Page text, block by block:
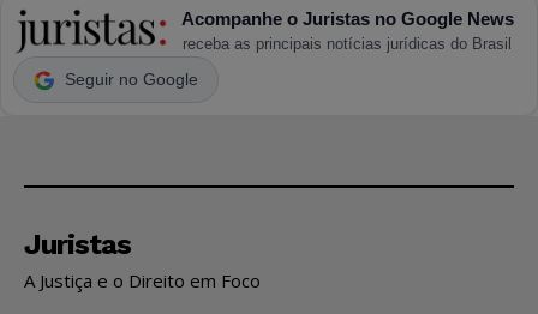
Acompanhe o Juristas no Google News
receba as principais notícias jurídicas do Brasil
Seguir no Google
Juristas
A Justiça e o Direito em Foco